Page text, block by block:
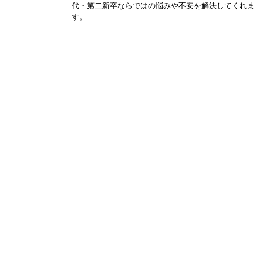
代・第二新卒ならではの悩みや不安を解決してくれま
す。